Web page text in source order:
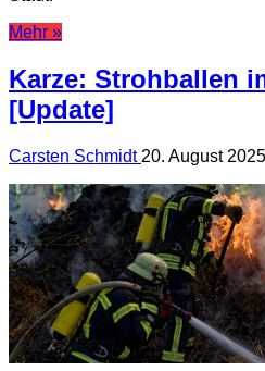
Mehr »
Karze: Strohballen
[Update]
Carsten Schmidt 20. August 2025